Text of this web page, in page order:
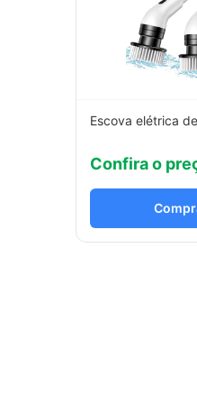
Escova elétrica
Confira o